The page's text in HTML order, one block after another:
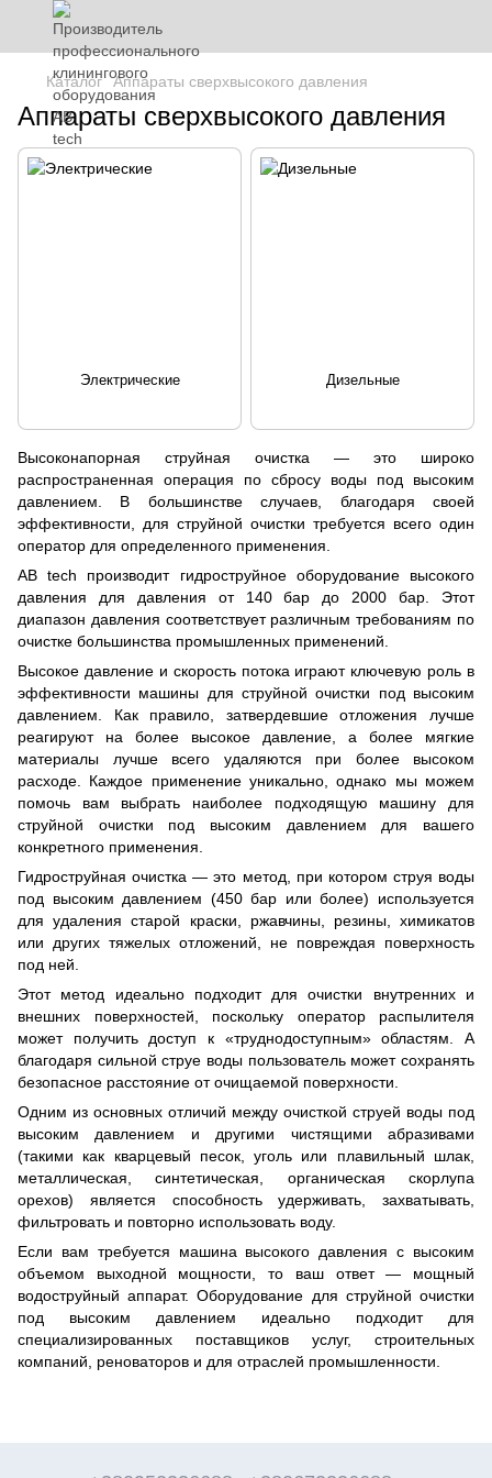
Каталог Аппараты сверхвысокого давления
Аппараты сверхвысокого давления
Высоконапорная струйная очистка — это широко
распространенная операция по сбросу воды под высоким
давлением. В большинстве случаев, благодаря своей
эффективности, для струйной очистки требуется всего один
оператор для определенного применения.
AB tech производит гидроструйное оборудование высокого
давления для давления от 140 бар до 2000 бар. Этот
диапазон давления соответствует различным требованиям по
очистке большинства промышленных применений.
Высокое давление и скорость потока играют ключевую роль в
эффективности машины для струйной очистки под высоким
давлением. Как правило, затвердевшие отложения лучше
реагируют на более высокое давление, а более мягкие
материалы лучше всего удаляются при более высоком
расходе. Каждое применение уникально, однако мы можем
помочь вам выбрать наиболее подходящую машину для
струйной очистки под высоким давлением для вашего
конкретного применения.
Гидроструйная очистка — это метод, при котором струя воды
под высоким давлением (450 бар или более) используется
для удаления старой краски, ржавчины, резины, химикатов
или других тяжелых отложений, не повреждая поверхность
под ней.
Этот метод идеально подходит для очистки внутренних и
внешних поверхностей, поскольку оператор распылителя
может получить доступ к «труднодоступным» областям. А
благодаря сильной струе воды пользователь может сохранять
безопасное расстояние от очищаемой поверхности.
Одним из основных отличий между очисткой струей воды под
высоким давлением и другими чистящими абразивами
(такими как кварцевый песок, уголь или плавильный шлак,
металлическая, синтетическая, органическая скорлупа
орехов) является способность удерживать, захватывать,
фильтровать и повторно использовать воду.
Если вам требуется машина высокого давления с высоким
объемом выходной мощности, то ваш ответ — мощный
водоструйный аппарат. Оборудование для струйной очистки
под высоким давлением идеально подходит для
специализированных поставщиков услуг, строительных
компаний, реноваторов и для отраслей промышленности.
Электрические Дизельные